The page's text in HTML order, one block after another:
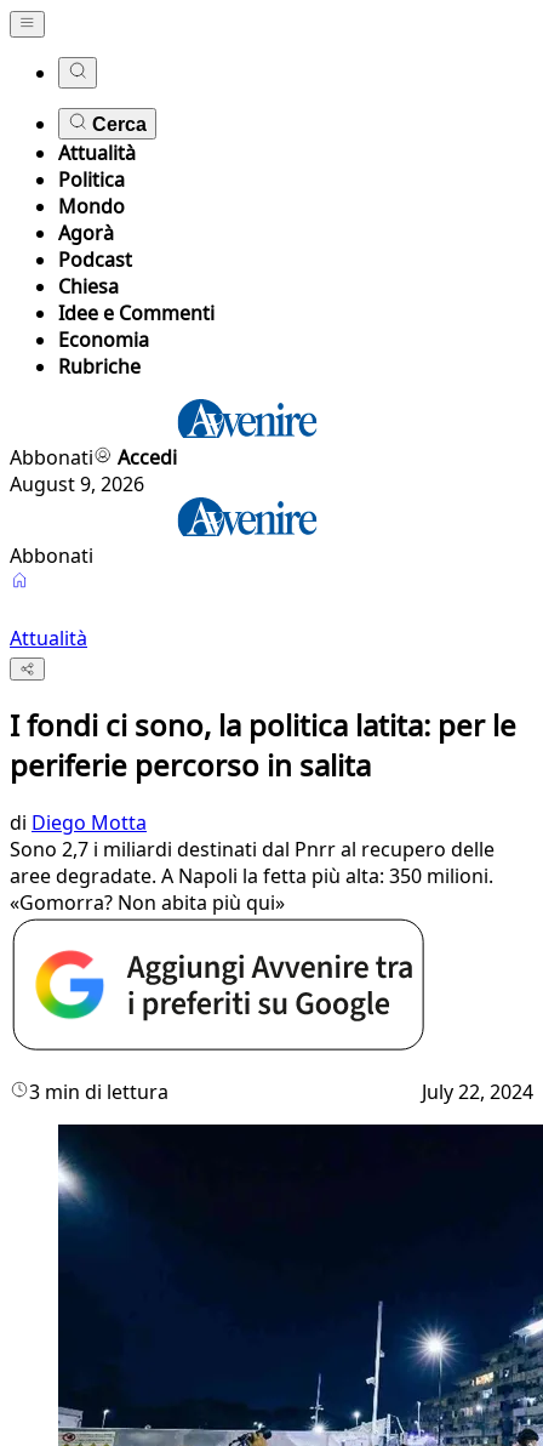
Cerca
Attualità
Politica
Mondo
Agorà
Podcast
Chiesa
Idee e Commenti
Economia
Rubriche
Abbonati
Accedi
August 9, 2026
Abbonati
Attualità
I fondi ci sono, la politica latita: per le
periferie percorso in salita
di Diego Motta
Sono 2,7 i miliardi destinati dal Pnrr al recupero delle
aree degradate. A Napoli la fetta più alta: 350 milioni.
«Gomorra? Non abita più qui»
3 min di lettura July 22, 2024